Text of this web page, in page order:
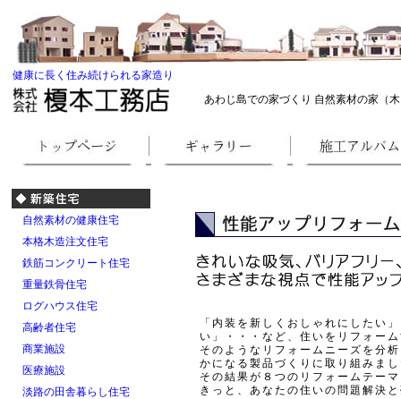
健康に長く住み続けられる家造り
あわじ島での家づくり 自然素材の家（木
自然素材の健康住宅
本格木造注文住宅
鉄筋コンクリート住宅
重量鉄骨住宅
ログハウス住宅
高齢者住宅
商業施設
医療施設
淡路の田舎暮らし住宅
「内装を新しくおしゃれにしたい
い」・・・など、住いをリフォー
そのようなリフォームニーズを分
かになる製品づくりに取り組みま
その結果が８つのリフォームテー
きっと、あなたの住いの問題解決